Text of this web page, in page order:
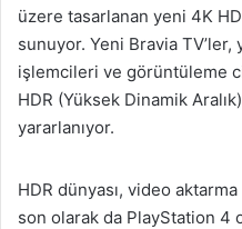
üzere tasarlanan yeni 4K
sunuyor. Yeni Bravia
işlemcileri ve görüntüleme
HDR (Yüksek Dinamik
yararlanıyor.
HDR dünyası, video
son olarak da PlayStation 4